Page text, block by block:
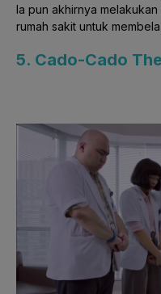
Ia pun akhirnya
rumah sakit untuk
5. Cado-Cado